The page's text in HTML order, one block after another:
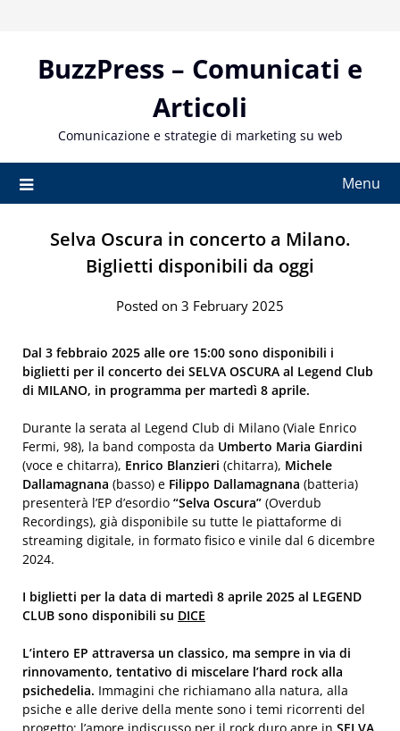
contentBuzzPress – Comunicati e
Articoli
Comunicazione e strategie di marketing su web
Menu
Selva Oscura in concerto a Milano.
Biglietti disponibili da oggi
Posted on 3 February 2025
Dal 3 febbraio 2025 alle ore 15:00 sono disponibili i
biglietti per il concerto dei SELVA OSCURA al Legend Club
di MILANO, in programma per martedì 8 aprile.
Durante la serata al Legend Club di Milano (Viale Enrico
Fermi, 98), la band composta da Umberto Maria Giardini
(voce e chitarra), Enrico Blanzieri (chitarra), Michele
Dallamagnana (basso) e Filippo Dallamagnana (batteria)
presenterà l’EP d’esordio “Selva Oscura” (Overdub
Recordings), già disponibile su tutte le piattaforme di
streaming digitale, in formato fisico e vinile dal 6 dicembre
2024.
I biglietti per la data di martedì 8 aprile 2025 al LEGEND
CLUB sono disponibili su DICE
L’intero EP attraversa un classico, ma sempre in via di
rinnovamento, tentativo di miscelare l’hard rock alla
psichedelia. Immagini che richiamano alla natura, alla
psiche e alle derive della mente sono i temi ricorrenti del